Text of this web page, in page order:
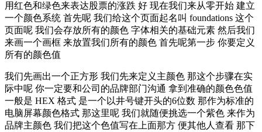
用红色和绿色来表达股票的涨跌 好 现在我们来从零开始 建立
一个颜色系统 首先呢 我们给这个页面起名叫 foundations 这个
页面呢 我们会存放所有的颜色 字体相关的基础元素 然后我们
来画一个画框 来放置我们所有的颜色 首先呢第一步 你要定义
所有的颜色值
我们先画出一个正方形 我们先来定义主颜色 那这个步骤在实
际中呢 你一定要和公司的品牌部门沟通 拿到准确的颜色色值
一般是 HEX 格式 是一个以井号键开头的6位数 那作为标准的
电脑屏幕颜色格式 那这里呢 我们就随便挑选一个紫色 来作为
品牌主颜色 我们把这个色值写在上面那方 便其他人查看 那下